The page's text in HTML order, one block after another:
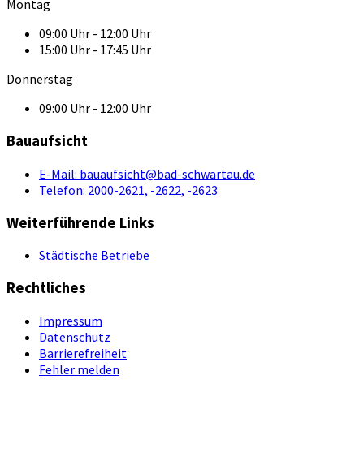
Montag
09:00 Uhr - 12:00 Uhr
15:00 Uhr - 17:45 Uhr
Donnerstag
09:00 Uhr - 12:00 Uhr
Bauaufsicht
E-Mail: bauaufsicht@bad-schwartau.de
Telefon: 2000-2621, -2622, -2623
Weiterführende Links
Städtische Betriebe
Rechtliches
Impressum
Datenschutz
Barrierefreiheit
Fehler melden